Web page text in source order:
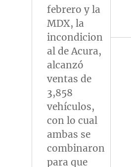
febrero y la
MDX, la
incondicion
al de Acura,
alcanzó
ventas de
3,858
vehículos,
con lo cual
ambas se
combinaron
para que